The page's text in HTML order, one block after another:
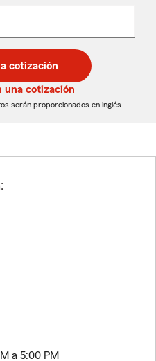
cotización
una cotización
serán proporcionados en inglés.
a 5:00 PM